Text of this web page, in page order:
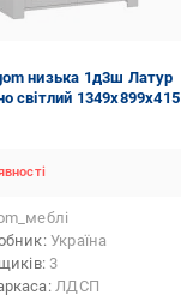
низька 1д3ш Латур
світлий 1349х899х415
Україна
3
ЛДСП